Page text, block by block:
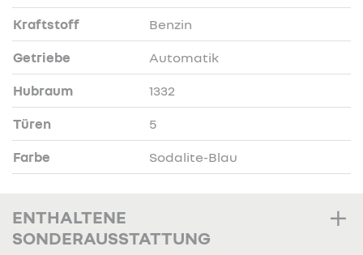
Kraftstoff Benzin
Getriebe Automatik
Hubraum 1332
Türen 5
Farbe Sodalite-Blau
ENTHALTENE
SONDERAUSSTATTUNG